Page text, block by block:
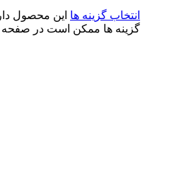
گزینه ها این محصول دارای
ها ممکن است در صفحه محصول